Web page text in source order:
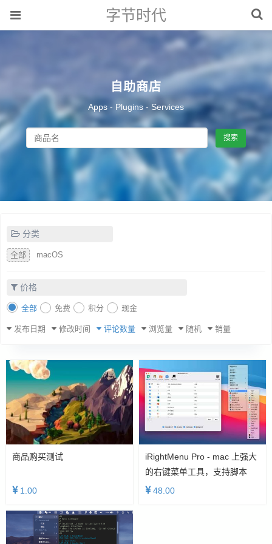
字节时代
自助商店
Apps - Plugins - Services
搜索
分类
全部 macOS
价格
全部 免费 积分 现金
发布日期 修改时间 评论数量 浏览量 随机 销量
商品购买测试
1.00
iRightMenu Pro - mac 上强大
的右键菜单工具，支持脚本
48.00